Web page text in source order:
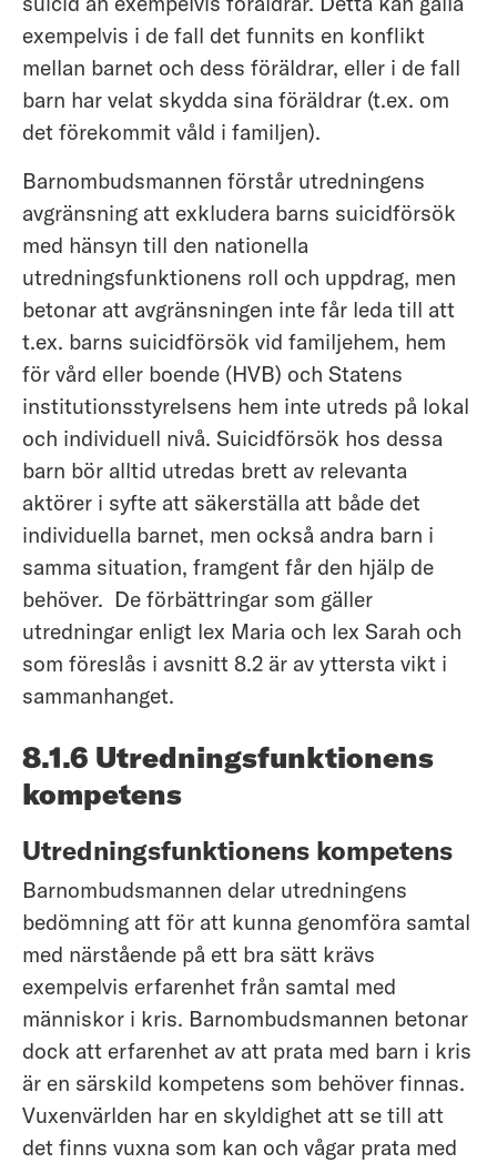
exempelvis i de fall det funnits en konflikt
mellan barnet och dess föräldrar, eller i de fall
barn har velat skydda sina föräldrar (t.ex. om
det förekommit våld i familjen).
Barnombudsmannen förstår utredningens
avgränsning att exkludera barns suicidförsök
med hänsyn till den nationella
utredningsfunktionens roll och uppdrag, men
betonar att avgränsningen inte får leda till att
t.ex. barns suicidförsök vid familjehem, hem
för vård eller boende (HVB) och Statens
institutionsstyrelsens hem inte utreds på lokal
och individuell nivå. Suicidförsök hos dessa
barn bör alltid utredas brett av relevanta
aktörer i syfte att säkerställa att både det
individuella barnet, men också andra barn i
samma situation, framgent får den hjälp de
behöver. De förbättringar som gäller
utredningar enligt lex Maria och lex Sarah och
som föreslås i avsnitt 8.2 är av yttersta vikt i
sammanhanget.
8.1.6 Utredningsfunktionens
kompetens
Utredningsfunktionens kompetens
Barnombudsmannen delar utredningens
bedömning att för att kunna genomföra samtal
med närstående på ett bra sätt krävs
exempelvis erfarenhet från samtal med
människor i kris. Barnombudsmannen betonar
dock att erfarenhet av att prata med barn i kris
är en särskild kompetens som behöver finnas.
Vuxenvärlden har en skyldighet att se till att
det finns vuxna som kan och vågar prata med